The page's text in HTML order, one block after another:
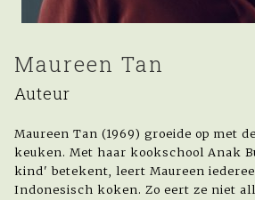
Maureen Tan
Auteur
Maureen Tan (1969) groeide op met
keuken. Met haar kookschool Anak
kind' betekent, leert Maureen
Indonesisch koken. Zo eert ze niet